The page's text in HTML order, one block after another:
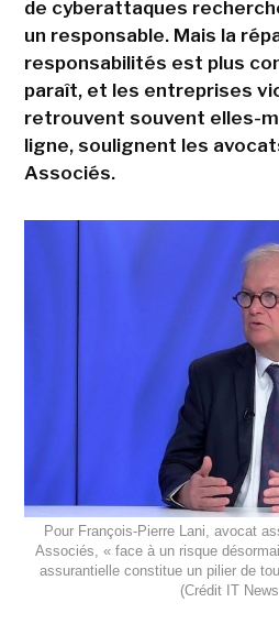
de cyberattaques
un responsable. Mais la
responsabilités est plus
paraît, et les entreprises
retrouvent souvent elles-
ligne, soulignent les
Associés.
Pour François-Pierre Lani, avocat
Associés, « face à un risque
assurantielle constitue un pilier de
(Crédit IT